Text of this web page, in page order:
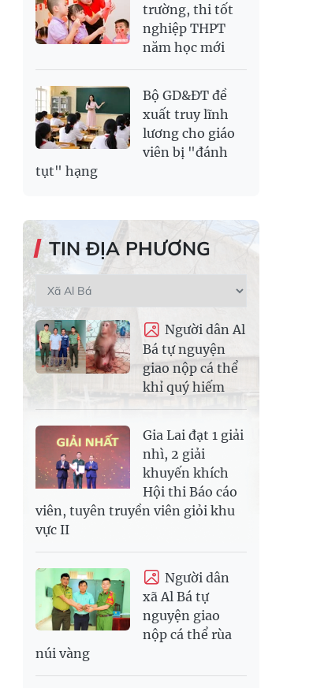
trường, thi tốt
nghiệp THPT
năm học mới
Bộ GD&ĐT đề
xuất truy lĩnh
lương cho giáo
viên bị "đánh
tụt" hạng
TIN ĐỊA PHƯƠNG
Người dân Al
Bá tự nguyện
giao nộp cá thể
khỉ quý hiếm
Gia Lai đạt 1 giải
nhì, 2 giải
khuyến khích
Hội thi Báo cáo
viên, tuyên truyền viên giỏi khu
vực II
Người dân
xã Al Bá tự
nguyện giao
nộp cá thể rùa
núi vàng